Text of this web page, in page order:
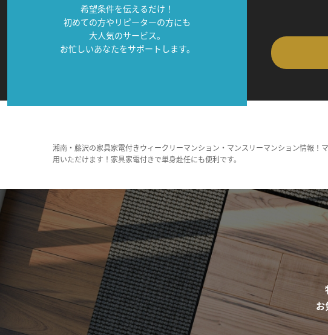
希望条件を伝えるだけ！
初めての方やリピーターの方にも
大人気のサービス。
お忙しいあなたをサポートします。
湘南・藤沢の家具家電付きウィークリーマンション・マンスリーマンション情報
用いただけます！家具家電付きで単身赴任にも便利です。
お